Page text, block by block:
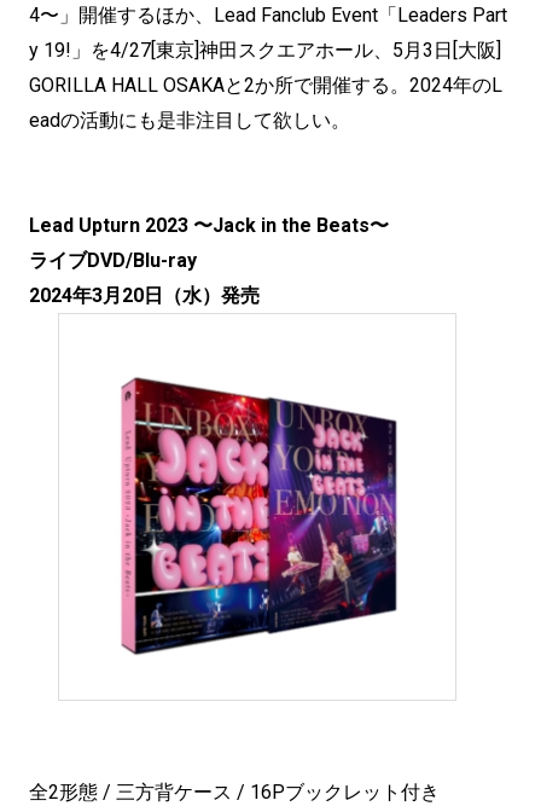
4〜」開催するほか、Lead Fanclub Event「Leaders Part
y 19!」を4/27[東京]神田スクエアホール、5月3日[大阪]
GORILLA HALL OSAKAと2か所で開催する。2024年のL
eadの活動にも是非注目して欲しい。
Lead Upturn 2023 〜Jack in the Beats〜
ライブDVD/Blu-ray
2024年3月20日（水）発売
全2形態 / 三方背ケース / 16Pブックレット付き